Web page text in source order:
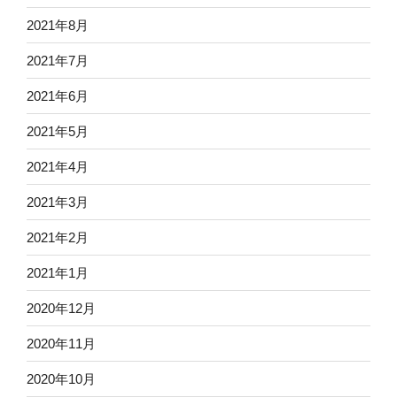
2021年8月
2021年7月
2021年6月
2021年5月
2021年4月
2021年3月
2021年2月
2021年1月
2020年12月
2020年11月
2020年10月